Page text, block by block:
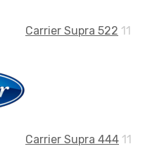
Carrier Supra 522 11
Carrier Supra 444 11